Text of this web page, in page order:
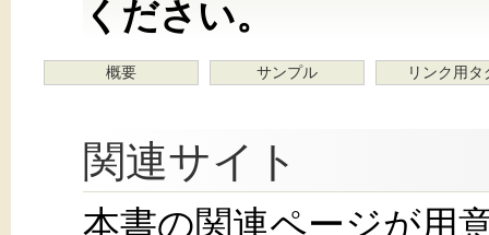
ください。
概要 サンプル リンク用タ
関連サイト
本書の関連ページが用